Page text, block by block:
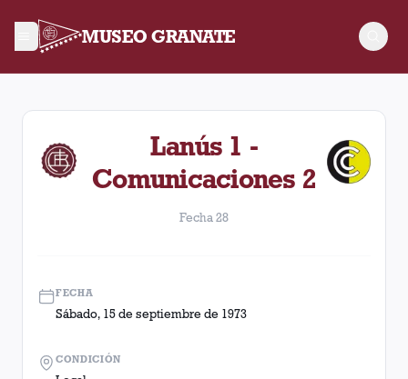
MUSEO GRANATE
Fecha 28. Partido entre Lanús y Comunicaciones
Lanús 1 -
Comunicaciones 2
Fecha 28
FECHA
Sábado, 15 de septiembre de 1973
CONDICIÓN